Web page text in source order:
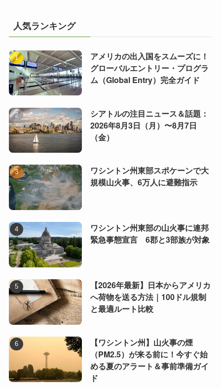
人気ランキング
アメリカの出入国をスムーズに！
グローバルエントリー・プログラ
ム（Global Entry）完全ガイド
シアトルの注目ニュース＆話題：
2026年8月3日（月）〜8月7日
（金）
ワシントン州東部スポケーンで大
規模山火事、6万人に避難指示
ワシントン州東部の山火事に連邦
緊急事態宣言 6郡と3部族が対象
【2026年最新】日本からアメリカ
へ荷物を送る方法｜100ドル規制
と最適ルート比較
【ワシントン州】山火事の煙
（PM2.5）が来る前に！今すぐ始
める夏のアラート＆事前準備ガイ
ド